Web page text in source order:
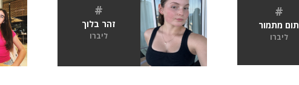
#
תום מתמור
ליברו
#
זהר בלוך
ליברו